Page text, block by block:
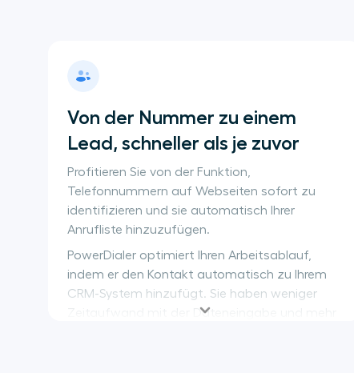
Von der Nummer zu einem
Lead, schneller als je zuvor
Profitieren Sie von der Funktion,
Telefonnummern auf Webseiten sofort zu
identifizieren und sie automatisch Ihrer
Anrufliste hinzuzufügen.
PowerDialer optimiert Ihren Arbeitsablauf,
indem er den Kontakt automatisch zu Ihrem
CRM-System hinzufügt. Sie haben weniger
Zeitaufwand mit der Dateneingabe und mehr